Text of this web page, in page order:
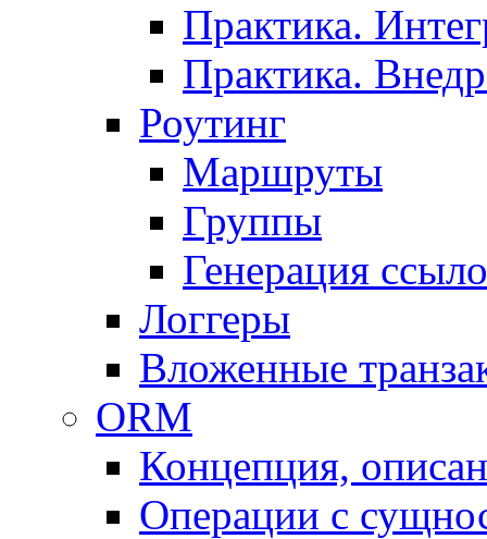
Практика.
Практика.
Роутинг
Маршруты
Группы
Генерация
Логгеры
Вложенные
ORM
Концепция,
Операции с